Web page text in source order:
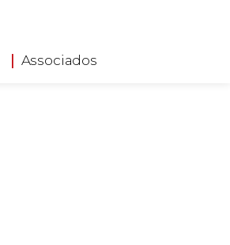
Associados